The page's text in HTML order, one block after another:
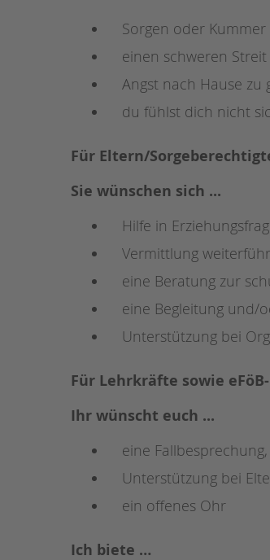
Sorgen oder
einen schweren
Angst nach Hause
du fühlst dich nicht
Für Eltern/
Sie wünschen sich ...
Hilfe in
Vermittlung
eine Beratung zur
eine Begleitung und/
Unterstützung bei
Für Lehrkräfte sowie
Ihr wünscht euch ...
eine
Unterstützung bei
ein offenes Ohr
Ich biete …